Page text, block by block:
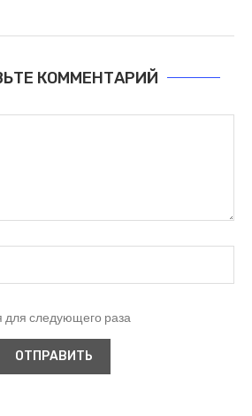
КОММЕНТАРИЙ
следующего раза